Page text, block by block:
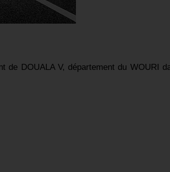
de DOUALA V, département du WOURI